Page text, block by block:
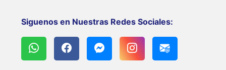
Siguenos en Nuestras Redes Sociales: